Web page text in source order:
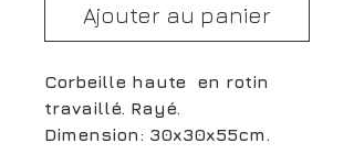
Ajouter au panier
Corbeille haute en rotin
travaillé. Rayé.
Dimension: 30x30x55cm.